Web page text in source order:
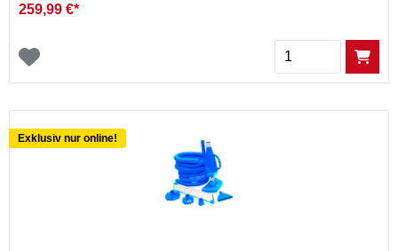
259,99 €*
Menge
Exklusiv nur online!